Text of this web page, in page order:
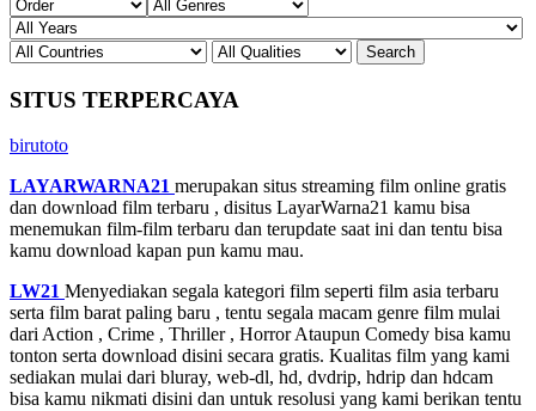
SITUS TERPERCAYA
birutoto
LAYARWARNA21 merupakan situs streaming film online gratis
dan download film terbaru , disitus LayarWarna21 kamu bisa
menemukan film-film terbaru dan terupdate saat ini dan tentu bisa
kamu download kapan pun kamu mau.
LW21 Menyediakan segala kategori film seperti film asia terbaru
serta film barat paling baru , tentu segala macam genre film mulai
dari Action , Crime , Thriller , Horror Ataupun Comedy bisa kamu
tonton serta download disini secara gratis. Kualitas film yang kami
sediakan mulai dari bluray, web-dl, hd, dvdrip, hdrip dan hdcam
bisa kamu nikmati disini dan untuk resolusi yang kami berikan tentu